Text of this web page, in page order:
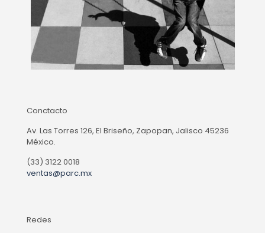
Conctacto
Av. Las Torres 126, El Briseño, Zapopan, Jalisco 45236
México.
(33) 3122 0018
ventas@parc.mx
Redes